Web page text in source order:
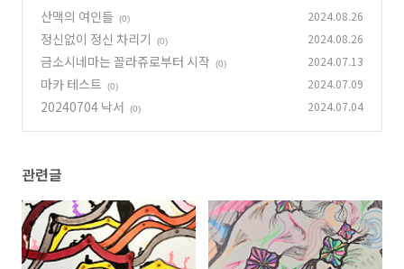
산맥의 여인들
(0) 2024.08.26
정신없이 정신 차리기 (0) 2024.08.26
금소시네마는 꼴라쥬로부터 시작 (0) 2024.07.13
마카 테스트 (0) 2024.07.09
20240704 낙서 (0) 2024.07.04
관련글